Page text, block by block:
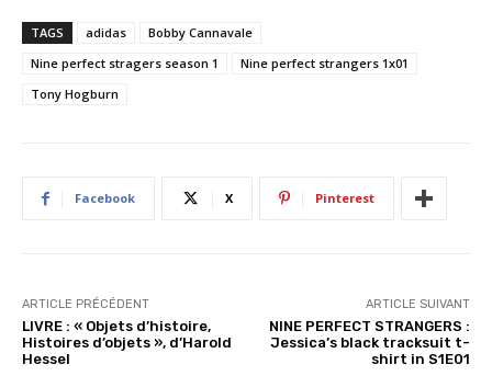
r
g
e
m
…
TAGS adidas
Bobby Cannavale
Nine perfect stragers season 1
Nine perfect strangers 1x01
Tony Hogburn
Facebook X Pinterest
ARTICLE PRÉCÉDENT
LIVRE : « Objets d’histoire,
Histoires d’objets », d’Harold
Hessel
ARTICLE SUIVANT
NINE PERFECT STRANGERS :
Jessica’s black tracksuit t-
shirt in S1E01